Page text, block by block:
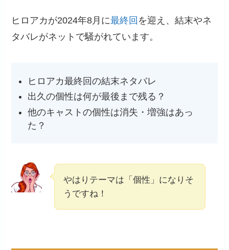
ヒロアカが2024年8月に最終回 を迎え、結末やネ
タバレがネットで騒がれています。
ヒロアカ最終回の結末ネタバレ
出久の個性は何が最後まで残る？
他のキャストの個性は消失・増強はあっ
た？
やはりテーマは「個性」になりそ
うですね！